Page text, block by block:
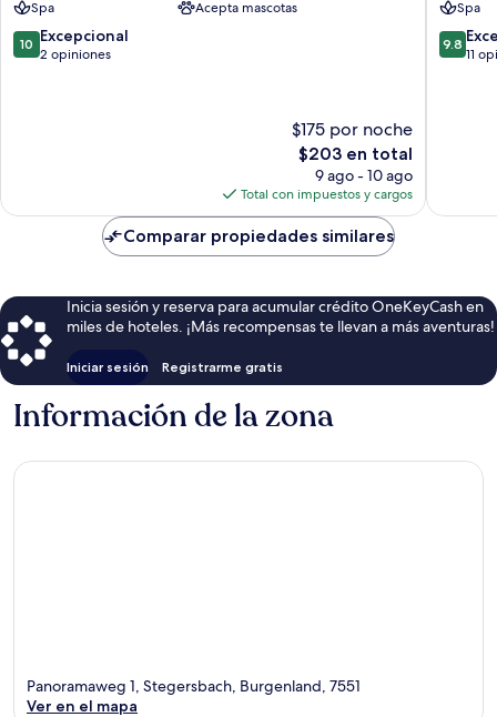
Spa Acepta mascotas
10.0
de
10 Excepcional
2 opiniones
$175 por noche
El
precio
actual
es
de
$203
$203 en total
9 ago - 10 ago
Total con impuestos y cargos
Spa
9.8
de
9.8
11
Comparar propiedades similares
Inicia sesión y reserva para acumular crédito OneKeyCash en
miles de hoteles. ¡Más recompensas te llevan a más aventuras!
Iniciar sesión Registrarme gratis
Información de la zona
Panoramaweg 1, Stegersbach, Burgenland, 7551
Ver en el mapa